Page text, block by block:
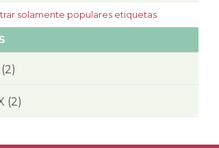
solamente populares etiquetas
(2)